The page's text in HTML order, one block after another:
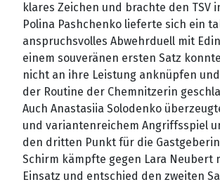
klares Zeichen und brachte den TSV
Polina Pashchenko lieferte sich ein
anspruchsvolles Abwehrduell mit
einem souveränen ersten Satz
nicht an ihre Leistung anknüpfen
der Routine der Chemnitzerin
Auch Anastasiia Solodenko
und variantenreichem Angriffsspiel
den dritten Punkt für die
Schirm kämpfte gegen Lara Neubert
Einsatz und entschied den zweiten